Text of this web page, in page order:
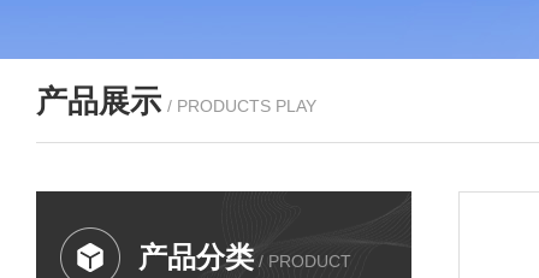
产品展示 / PRODUCTS PLAY
产品分类 / PRODUCT